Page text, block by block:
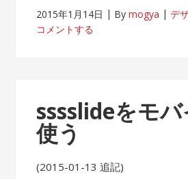
2015年1月14日 Bymogya
デ
コメントする
sssslideをモ
使う
(2015-01-13 追記)